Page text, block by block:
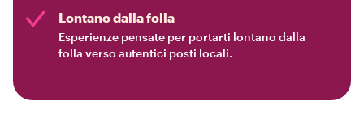
Lontano dalla folla
Esperienze pensate per portarti lontano dalla
folla verso autentici posti locali.